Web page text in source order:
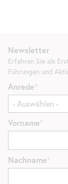
Newsletter
Erfahren Sie als
Führungen und
Anrede
Vorname
Nachname